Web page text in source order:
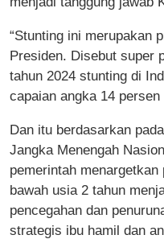
“Stunting ini merupakan
Presiden. Disebut super
tahun 2024 stunting di
capaian angka 14 persen
Dan itu berdasarkan
Jangka Menengah
pemerintah
bawah usia 2 tahun
pencegahan dan
strategis ibu hamil dan